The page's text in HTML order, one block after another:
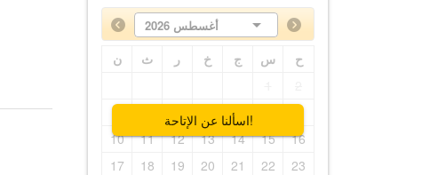
اسألنا عن الإتاحة!
أغسطس 2026
ن ث ر خ ج س
ح
3
5 7
9
10
11 12 13 14 15
16
17
18 19 20 21 22
23